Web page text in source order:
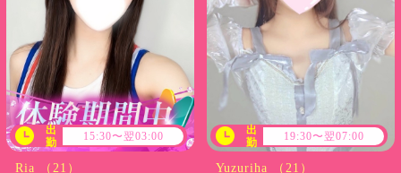
出
勤
15:30〜翌03:00
Ria （21）
出
勤
19:30〜翌07:00
Yuzuriha （21）